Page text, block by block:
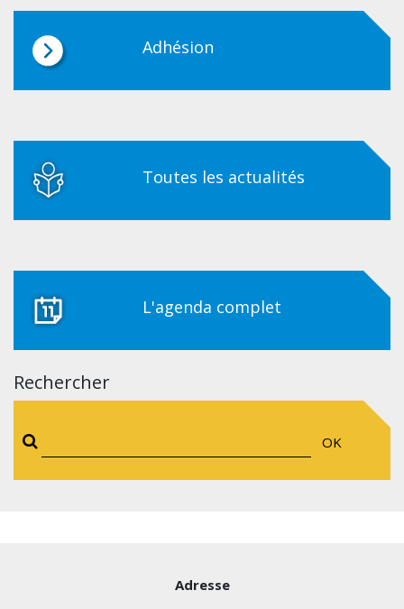
Adhésion
Toutes les actualités
L'agenda complet
Rechercher
OK
Adresse